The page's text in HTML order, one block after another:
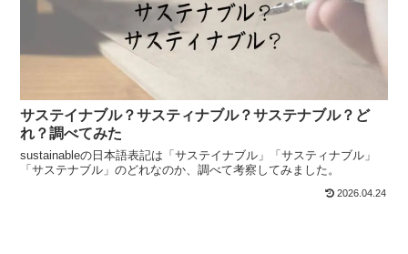
サステイナブル？サスティナブル？サステナブル？ど
れ？調べてみた
sustainableの日本語表記は「サステイナブル」「サスティナブル」
「サステナブル」のどれなのか、調べて考察してみました。
2026.04.24